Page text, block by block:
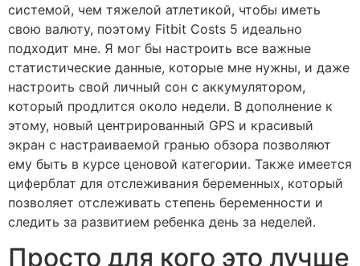
системой, чем тяжелой атлетикой, чтобы иметь
свою валюту, поэтому Fitbit Costs 5 идеально
подходит мне. Я мог бы настроить все важные
статистические данные, которые мне нужны, и даже
настроить свой личный сон с аккумулятором,
который продлится около недели. В дополнение к
этому, новый центрированный GPS и красивый
экран с настраиваемой гранью обзора позволяют
ему быть в курсе ценовой категории. Также имеется
циферблат для отслеживания беременных, который
позволяет отслеживать степень беременности и
следить за развитием ребенка день за неделей.
Просто для кого это лучше